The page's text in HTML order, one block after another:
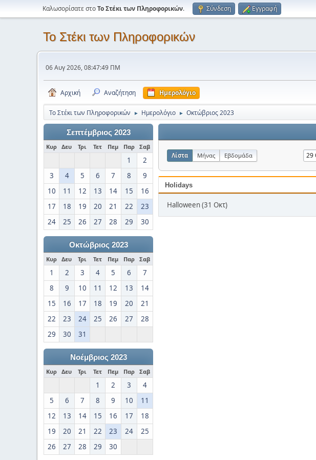
Καλωσορίσατε στοΤο Στέκι των Πληροφορικών. Σύνδεση Εγγραφή
Το Στέκι των Πληροφορικών
06 Αυγ 2026, 08:47:49 ΠΜ
Αρχική Αναζήτηση Ημερολόγιο
Το Στέκι των Πληροφορικών ► Ημερολόγιο ► Οκτώβριος 2023
Σεπτέμβριος 2023
Κυρ Δευ Τρι Τετ Πεμ Παρ Σαβ
1
2
3
4 5 6 7 8
9
10
11 12 13 14 15
16
17
18 19 20 21 22
23
24
25 26 27 28 29 30
Οκτώβριος 2023
Κυρ Δευ Τρι Τετ Πεμ Παρ Σαβ
1 2 3 4 5 6
7
8
9 10 11 12 13
14
15
16 17 18 19 20
21
22
23 24 25 26 27
28
29
30 31
Νοέμβριος 2023
Κυρ Δευ Τρι Τετ Πεμ Παρ Σαβ
1 2 3
4
5
6 7 8 9 10
11
12
13 14 15 16 17
18
19
20 21 22 23 24
25
26
27 28 29 30
Λίστα Μήνας Εβδομάδα
Holidays
Halloween (31 Οκτ)